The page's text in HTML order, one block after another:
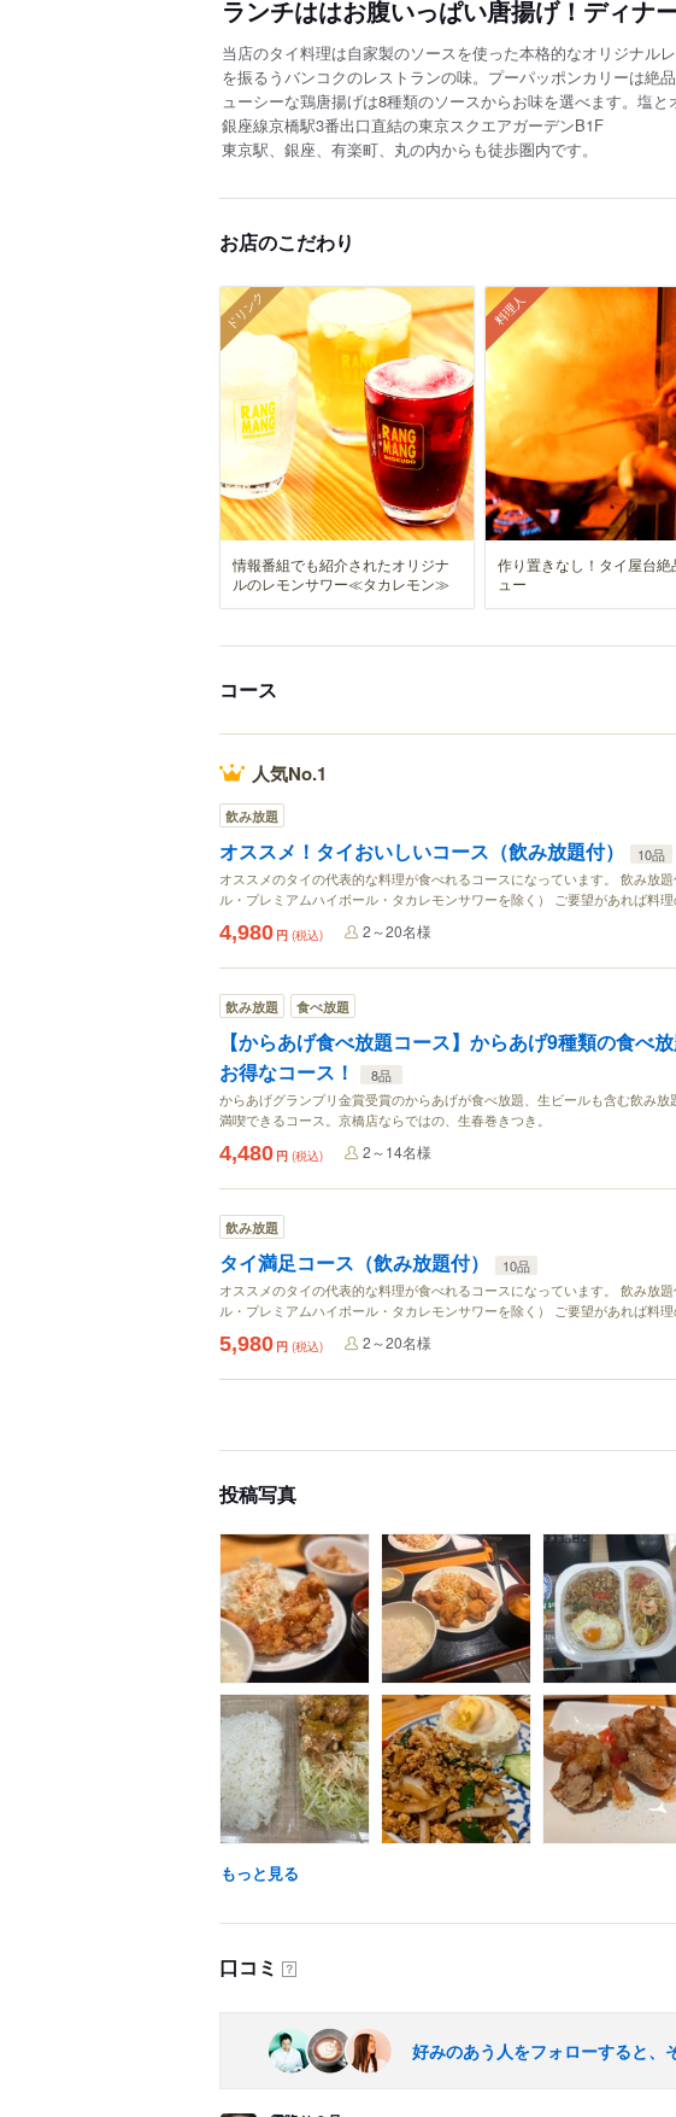
ランチははお腹いっぱい唐揚げ！ディナ
当店のタイ料理は自家製のソースを使った本格的なオリジナル
を振るうバンコクのレストランの味。プーパッポンカリーは絶
ューシーな鶏唐揚げは8種類のソースからお味を選べます。塩と
銀座線京橋駅3番出口直結の東京スクエアガーデンB1F
東京駅、銀座、有楽町、丸の内からも徒歩圏内です。
お店のこだわり
ドリンク
情報番組でも紹介されたオリジナ
ルのレモンサワー≪タカレモン≫
料理人
作り置きなし！タイ屋台絶
ュー
コース
人気No.1
飲み放題
オススメ！タイおいしいコース（飲み放題付）
10品
オススメのタイの代表的な料理が食べれるコースになっています。 飲み放
ル・プレミアムハイボール・タカレモンサワーを除く） ご要望があれば料理
4,980 円 (税込) 2～20名様
飲み放題 食べ放題
【からあげ食べ放題コース】からあげ9種類の食べ
お得なコース！
8品
からあげグランプリ金賞受賞のからあげが食べ放題、生ビールも含む飲み
満喫できるコース。京橋店ならではの、生春巻きつき。
4,480 円 (税込) 2～14名様
飲み放題
タイ満足コース（飲み放題付）
10品
オススメのタイの代表的な料理が食べれるコースになっています。 飲み放
ル・プレミアムハイボール・タカレモンサワーを除く） ご要望があれば料理
5,980 円 (税込) 2～20名様
投稿写真
もっと見る
口コミ ？
好みのあう人をフォローすると、